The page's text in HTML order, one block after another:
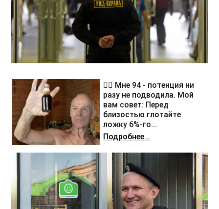
❤️‍🔥 Мне 94 - потенция ни
разу не подводила. Мой
вам совет: Перед
близостью глотайте
ложку 6%-го...
Подробнее...